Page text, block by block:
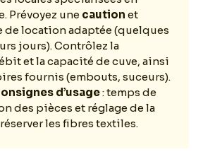
Prévoyez une caution et
de location adaptée (quelques
jours). Contrôlez la
et la capacité de cuve, ainsi
fournis (embouts, suceurs).
d’usage: temps de
des pièces et réglage de la
les fibres textiles.